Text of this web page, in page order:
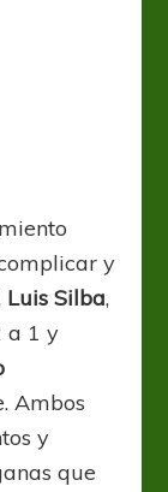
y
Luis Silba,
a 1 y
Ambos
y
que